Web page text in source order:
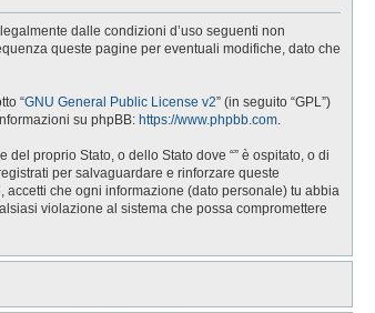
dalle condizioni d’uso seguenti non
queste pagine per eventuali modifiche, dato che
“GNU General Public License v2” (in seguito “GPL”)
su phpBB: https://www.phpbb.com
proprio Stato, o dello Stato dove “” è ospitato, o di
per salvaguardare e rinforzare queste
che ogni informazione (dato personale) tu abbia
violazione al sistema che possa compromettere